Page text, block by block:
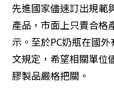
先進國家儘速訂出規範
產品，市面上只賣合格
示。至於PC奶瓶在國
文規定，希望相關單位
膠製品嚴格把關。